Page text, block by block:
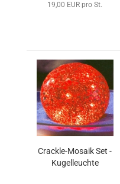
19,00 EUR pro St.
Crackle-Mosaik Set -
Kugelleuchte